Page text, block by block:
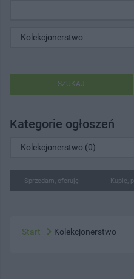
SZUKAJ
Kategorie ogłoszeń
Sprzedam, oferuję Kupię,
Start Kolekcjonerstwo